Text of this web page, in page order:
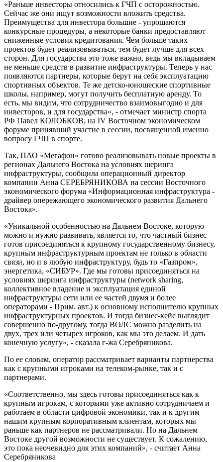
«Раньше инвесторы относились к ГЧП с осторожностью.
Сейчас же они ищут возможности вложить средства.
Преимущества для инвестора большие - упрощаются
конкурсные процедуры, а некоторые банки предоставляют
сниженные условия кредитования. Чем больше таких
проектов будет реализовываться, тем будет лучше для всех
сторон. Для государства это тоже важно, ведь мы вкладываем
не меньше средств в развитие инфраструктуры. Теперь у нас
появляются партнеры, которые берут на себя эксплуатацию
спортивных объектов. Те же детско-юношеские спортивные
школы, например, могут получить бесплатную аренду. То
есть, мы видим, что сотрудничество взаимовыгодно и для
инвесторов, и для государства», - отмечает министр спорта
РФ Павел КОЛОБКОВ, на IV Восточном экономическом
форуме принявший участие в сессии, посвященной именно
вопросу ГЧП в спорте.
Так, ПАО «Мегафон» готово реализовывать новые проекты в
регионах Дальнего Востока на условиях шеринга
инфраструктуры, сообщила операционный директор
компании Анна СЕРЕБРЯНИКОВА на сессии Восточного
экономического форума «Информационная инфраструктура -
драйвер опережающего экономического развития Дальнего
Востока».
«Уникальной особенностью на Дальнем Востоке, которую
можно и нужно развивать, является то, что частный бизнес
готов присоединяться к крупному государственному бизнесу,
крупным инфраструктурным проектам не только в области
связи, но и в любую инфраструктуру, будь то «Газпром»,
энергетика, «СИБУР». Где мы готовы присоединяться на
условиях шеринга инфраструктуры (network sharing,
коллективное владение и эксплуатация единой
инфраструктуры сети или ее частей двумя и более
операторами - Прим. авт.) к основному исполнителю крупных
инфраструктурных проектов. И тогда бизнес-кейс выглядит
совершенно по-другому, тогда ВОЛС можно разделить на
двух, трех или четырех игроков, как мы это делаем. И дать
конечную услугу», - сказала г-жа Серебряникова.
По ее словам, оператор рассматривает варианты партнерства
как с крупными игроками на телеком-рынке, так и с
партнерами.
«Соответственно, мы здесь готовы присоединяться как к
крупным игрокам, с которыми уже активно сотрудничаем и
работаем в области цифровой экономики, так и к другим
нашим крупным корпоративным клиентам, которых мы
раньше как партнеров не рассматривали. Но на Дальнем
Востоке другой возможности не существует. К сожалению,
это пока неочевидно для этих компаний», - считает Анна
Серебряникова